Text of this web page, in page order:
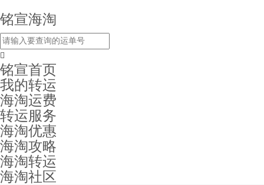
铭宣海淘
铭宣首页
我的转运
海淘运费
转运服务
海淘优惠
海淘攻略
海淘转运
海淘社区